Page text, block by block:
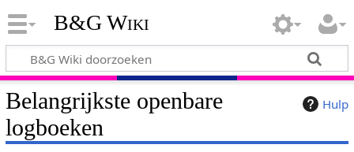
B&G Wiki
Hulp
Belangrijkste openbare
logboeken